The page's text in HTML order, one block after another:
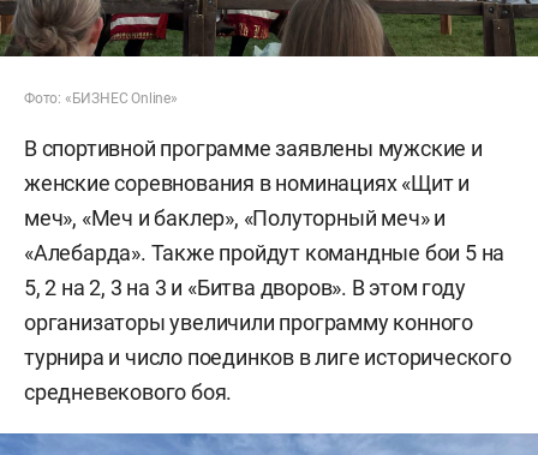
Фото: «БИЗНЕС Online»
В спортивной программе заявлены мужские и
женские соревнования в номинациях «Щит и
меч», «Меч и баклер», «Полуторный меч» и
«Алебарда». Также пройдут командные бои 5 на
5, 2 на 2, 3 на 3 и «Битва дворов». В этом году
организаторы увеличили программу конного
турнира и число поединков в лиге исторического
средневекового боя.